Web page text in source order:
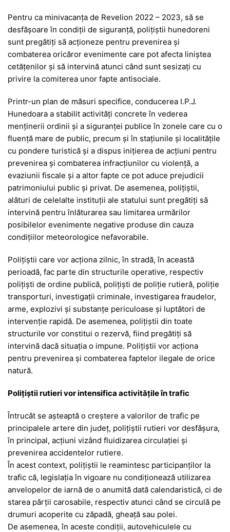
Pentru ca minivacanța de Revelion 2022 – 2023, să se
desfăşoare în condiţii de siguranţă, poliţiştii hunedoreni
sunt pregătiţi să acţioneze pentru prevenirea şi
combaterea oricăror evenimente care pot afecta liniştea
cetăţenilor şi să intervină atunci când sunt sesizaţi cu
privire la comiterea unor fapte antisociale.
Printr-un plan de măsuri specifice, conducerea I.P.J.
Hunedoara a stabilit activităţi concrete în vederea
menţinerii ordinii şi a siguranţei publice în zonele care cu o
fluenţă mare de public, precum şi în staţiunile şi localităţile
cu pondere turistică şi a dispus iniţierea de acţiuni pentru
prevenirea şi combaterea infracţiunilor cu violenţă, a
evaziunii fiscale şi a altor fapte ce pot aduce prejudicii
patrimoniului public şi privat. De asemenea, poliţiştii,
alături de celelalte instituţii ale statului sunt pregătiţi să
intervină pentru înlăturarea sau limitarea urmărilor
posibilelor evenimente negative produse din cauza
condiţiilor meteorologice nefavorabile.
Poliţiştii care vor acţiona zilnic, în stradă, în această
perioadă, fac parte din structurile operative, respectiv
poliţişti de ordine publică, poliţişti de poliţie rutieră, poliţie
transporturi, investigaţii criminale, investigarea fraudelor,
arme, explozivi şi substanţe periculoase şi luptători de
intervenţie rapidă. De asemenea, poliţiştii din toate
structurile vor constitui o rezervă, fiind pregătiţi să
intervină dacă situaţia o impune. Poliţiştii vor acţiona
pentru prevenirea și combaterea faptelor ilegale de orice
natură.
Poliţiştii rutieri vor intensifica activităţile în trafic
Întrucât se aşteaptă o creștere a valorilor de trafic pe
principalele artere din judeţ, poliţiştii rutieri vor desfăşura,
în principal, acțiuni vizând fluidizarea circulației și
prevenirea accidentelor rutiere.
În acest context, poliţiştii le reamintesc participanţilor la
trafic că, legislația în vigoare nu condiţionează utilizarea
anvelopelor de iarnă de o anumită dată calendaristică, ci de
starea părţii carosabile, respectiv atunci când se circulă pe
drumuri acoperite cu zăpadă, gheaţă sau polei.
De asemenea, în aceste condiții, autovehiculele cu